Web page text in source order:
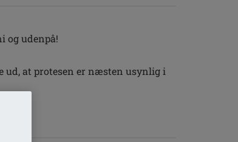
og udenpå!
at protesen er næsten usynlig i